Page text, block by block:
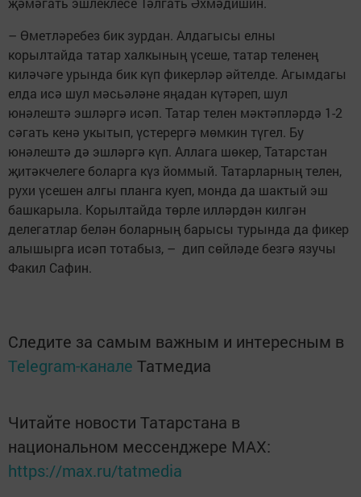
– Өметләребез бик зурдан. Алдагысы елны
корылтайда татар халкының үсеше, татар теленең
киләчәге урында бик күп фикерләр әйтелде. Агымдагы
елда исә шул мәсьәләне яңадан күтәреп, шул
юнәлештә эшләргә исәп. Татар телен мәктәпләрдә 1-2
сәгать кенә укытып, үстерергә мөмкин түгел. Бу
юнәлештә дә эшләргә күп. Аллага шөкер, Татарстан
җитәкчелеге боларга күз йоммый. Татарларның телен,
рухи үсешен алгы планга куеп, монда да шактый эш
башкарыла. Корылтайда төрле илләрдән килгән
делегатлар белән боларның барысы турында да фикер
алышырга исәп тотабыз, – дип сөйләде безгә язучы
Факил Сафин.
Следите за самым важным и интересным в
Telegram-канале Татмедиа
Читайте новости Татарстана в
национальном мессенджере MАХ:
https://max.ru/tatmedia